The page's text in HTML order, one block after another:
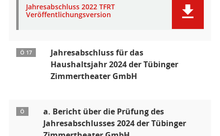
Jahresabschluss 2022 TFRT
Veröffentlichungsversion
Ö 17
Jahresabschluss für das
Haushaltsjahr 2024 der Tübinger
Zimmertheater GmbH
Ö
a. Bericht über die Prüfung des
Jahresabschlusses 2024 der Tübinger